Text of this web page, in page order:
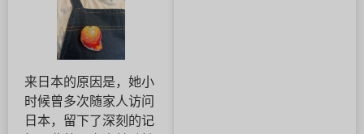
来日本的原因是，她小
时候曾多次随家人访问
日本，留下了深刻的记